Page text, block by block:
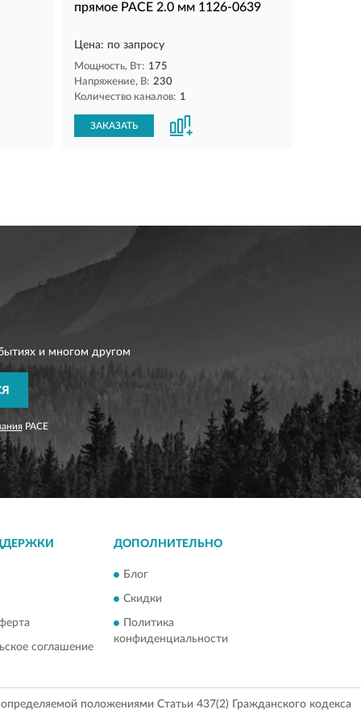
прямое PACE 2.0 мм 1126-0639
Цена: по запросу
Мощность, Вт: 175
Напряжение, В: 230
Количество каналов: 1
ЗАКАЗАТЬ
и многом другом
PACE
соглашение
ДОПОЛНИТЕЛЬНО
Блог
Скидки
Политика
конфиденциальности
положениями Статьи 437(2) Гражданского кодекса